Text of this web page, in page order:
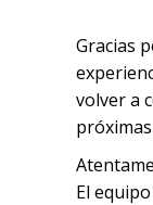
Gracias
volver a
El